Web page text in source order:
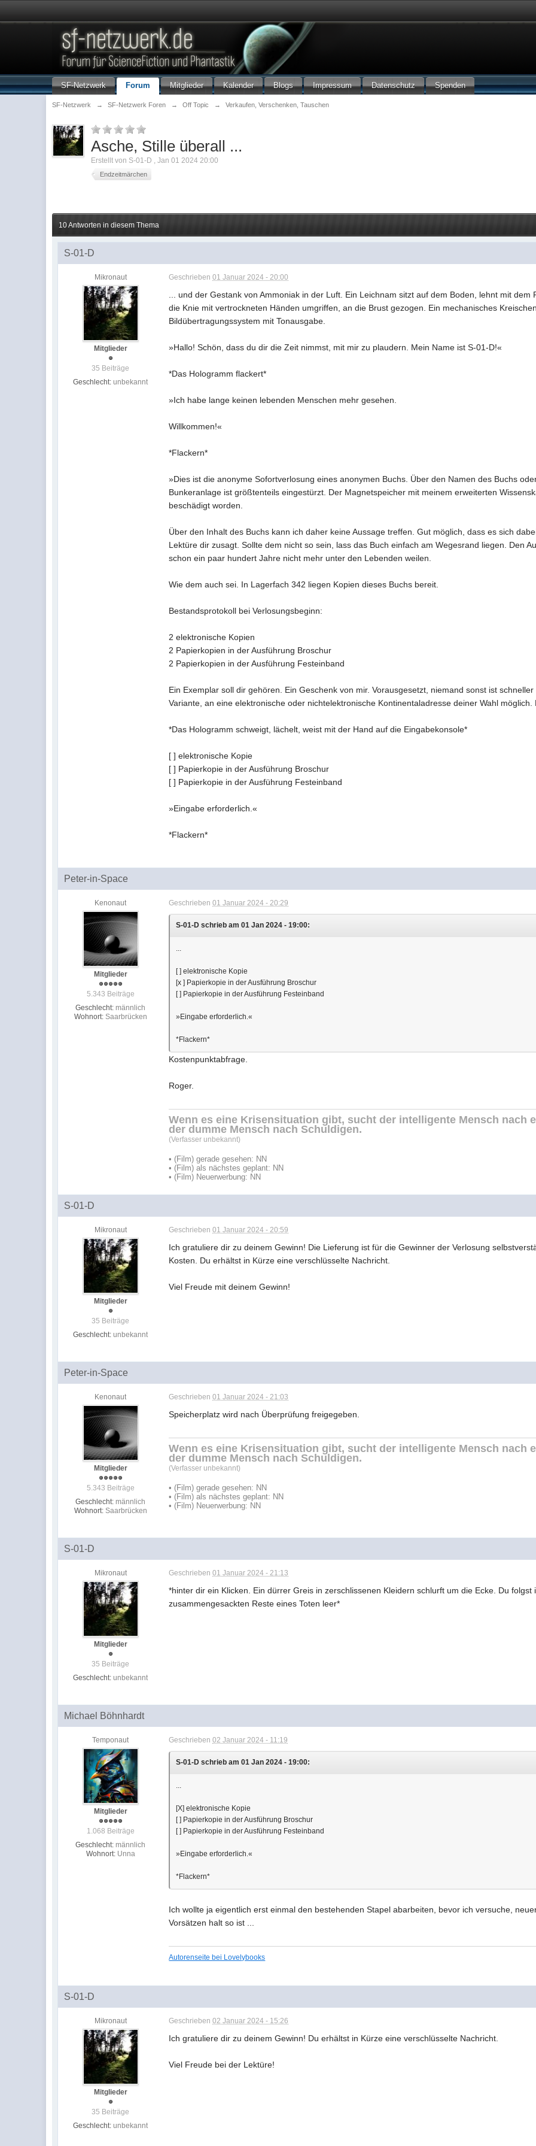
SF-Netzwerk Forum Mitglieder Kalender Blogs Impressum Datenschutz Spenden
SF-Netzwerk → SF-Netzwerk Foren → Off Topic → Verkaufen, Verschenken, Tauschen
Asche, Stille überall ...
Erstellt von S-01-D ,Jan 01 2024 20:00
Endzeitmärchen
10 Antworten in diesem Thema
S-01-D
Mikronaut
Mitglieder
35 Beiträge
Geschlecht: unbekannt
Geschrieben01 Januar 2024 - 20:00
... und der Gestank von Ammoniak in der Luft. Ein Leichnam sitzt auf dem Boden, lehnt mit
die Knie mit vertrockneten Händen umgriffen, an die Brust gezogen. Ein mechanisches
Bildübertragungssystem mit Tonausgabe.
»Hallo! Schön, dass du dir die Zeit nimmst, mit mir zu plaudern. Mein Name ist S-01-D!«
*Das Hologramm flackert*
»Ich habe lange keinen lebenden Menschen mehr gesehen.
Willkommen!«
*Flackern*
»Dies ist die anonyme Sofortverlosung eines anonymen Buchs. Über den Namen des Buchs
Bunkeranlage ist größtenteils eingestürzt. Der Magnetspeicher mit meinem erweiterten
beschädigt worden.
Über den Inhalt des Buchs kann ich daher keine Aussage treffen. Gut möglich, dass es sich
Lektüre dir zusagt. Sollte dem nicht so sein, lass das Buch einfach am Wegesrand liegen. Den
schon ein paar hundert Jahre nicht mehr unter den Lebenden weilen.
Wie dem auch sei. In Lagerfach 342 liegen Kopien dieses Buchs bereit.
Bestandsprotokoll bei Verlosungsbeginn:
2 elektronische Kopien
2 Papierkopien in der Ausführung Broschur
2 Papierkopien in der Ausführung Festeinband
Ein Exemplar soll dir gehören. Ein Geschenk von mir. Vorausgesetzt, niemand sonst ist
Variante, an eine elektronische oder nichtelektronische Kontinentaladresse deiner Wahl
*Das Hologramm schweigt, lächelt, weist mit der Hand auf die Eingabekonsole*
[ ] elektronische Kopie
[ ] Papierkopie in der Ausführung Broschur
[ ] Papierkopie in der Ausführung Festeinband
»Eingabe erforderlich.«
*Flackern*
Peter-in-Space
Kenonaut
Mitglieder
5.343 Beiträge
Geschlecht: männlich
Wohnort: Saarbrücken
Geschrieben01 Januar 2024 - 20:29
S-01-D schrieb am 01 Jan 2024 - 19:00:
...
[ ] elektronische Kopie
[x ] Papierkopie in der Ausführung Broschur
[ ] Papierkopie in der Ausführung Festeinband
»Eingabe erforderlich.«
*Flackern*
Kostenpunktabfrage.
Roger.
Wenn es eine Krisensituation gibt, sucht der intelligente Mensch nach
der dumme Mensch nach Schuldigen.
(Verfasser unbekannt)
• (Film) gerade gesehen: NN
• (Film) als nächstes geplant: NN
• (Film) Neuerwerbung: NN
S-01-D
Mikronaut
Mitglieder
35 Beiträge
Geschlecht: unbekannt
Geschrieben01 Januar 2024 - 20:59
Ich gratuliere dir zu deinem Gewinn! Die Lieferung ist für die Gewinner der Verlosung
Kosten. Du erhältst in Kürze eine verschlüsselte Nachricht.
Viel Freude mit deinem Gewinn!
Peter-in-Space
Kenonaut
Mitglieder
5.343 Beiträge
Geschlecht: männlich
Wohnort: Saarbrücken
Geschrieben01 Januar 2024 - 21:03
Speicherplatz wird nach Überprüfung freigegeben.
Wenn es eine Krisensituation gibt, sucht der intelligente Mensch nach
der dumme Mensch nach Schuldigen.
(Verfasser unbekannt)
• (Film) gerade gesehen: NN
• (Film) als nächstes geplant: NN
• (Film) Neuerwerbung: NN
S-01-D
Mikronaut
Mitglieder
35 Beiträge
Geschlecht: unbekannt
Geschrieben01 Januar 2024 - 21:13
*hinter dir ein Klicken. Ein dürrer Greis in zerschlissenen Kleidern schlurft um die Ecke. Du
zusammengesackten Reste eines Toten leer*
Michael Böhnhardt
Temponaut
Mitglieder
1.068 Beiträge
Geschlecht: männlich
Wohnort: Unna
Geschrieben02 Januar 2024 - 11:19
S-01-D schrieb am 01 Jan 2024 - 19:00:
...
[X] elektronische Kopie
[ ] Papierkopie in der Ausführung Broschur
[ ] Papierkopie in der Ausführung Festeinband
»Eingabe erforderlich.«
*Flackern*
Ich wollte ja eigentlich erst einmal den bestehenden Stapel abarbeiten, bevor ich versuche,
Vorsätzen halt so ist ...
Autorenseite bei Lovelybooks
S-01-D
Mikronaut
Mitglieder
35 Beiträge
Geschlecht: unbekannt
Geschrieben02 Januar 2024 - 15:26
Ich gratuliere dir zu deinem Gewinn! Du erhältst in Kürze eine verschlüsselte Nachricht.
Viel Freude bei der Lektüre!